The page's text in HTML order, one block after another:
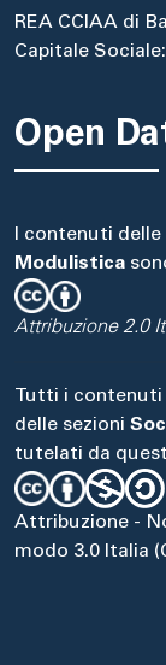
REA CCIAA di
Capitale
Open
I contenuti delle
Modulistica
Attribuzione 2.0
Tutti i
delle sezioni
tutelati da
Attribuzione -
modo 3.0 Italia